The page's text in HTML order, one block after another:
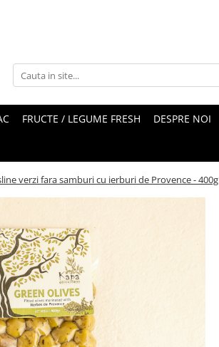
FRUCTE / LEGUME FRESH DESPRE NOI
verzi fara samburi cu ierburi de Provence - 400g